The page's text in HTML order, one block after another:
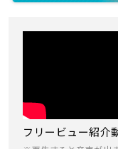
フリービュー紹介